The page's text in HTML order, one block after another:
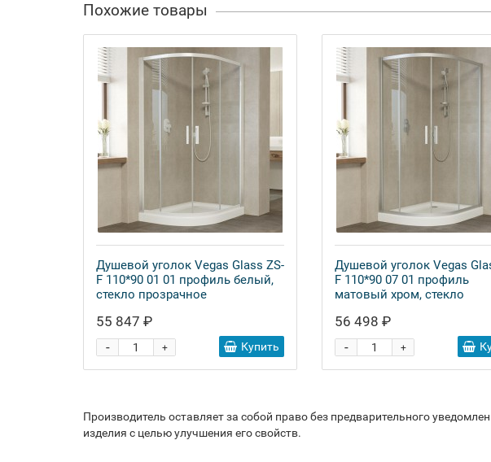
Похожие товары
Душевой уголок Vegas Glass ZS-
F 110*90 01 01 профиль белый,
стекло прозрачное
55 847 ₽
+
- Купить
Душевой уголок Vegas
F 110*90 07 01 профиль
матовый хром, стекло
56 498 ₽
+
-
Производитель оставляет за собой право без предварительного
изделия с целью улучшения его свойств.